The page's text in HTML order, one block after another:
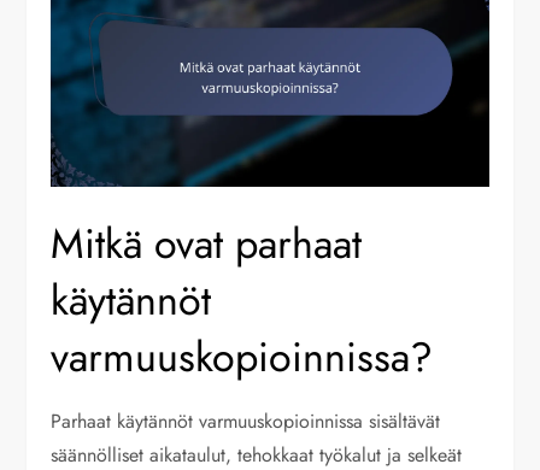
Mitkä ovat parhaat
käytännöt
varmuuskopioinnissa?
Parhaat käytännöt varmuuskopioinnissa sisältävät
säännölliset aikataulut, tehokkaat työkalut ja selkeät